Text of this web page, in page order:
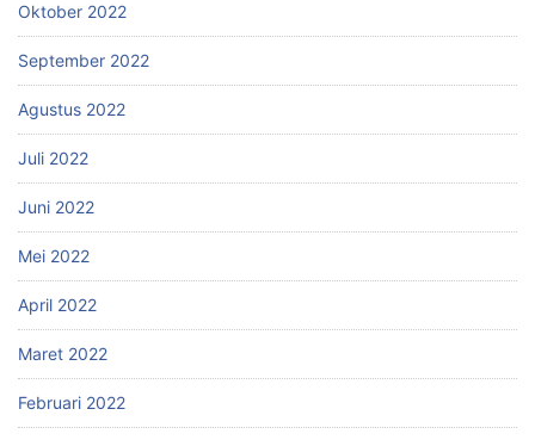
Oktober 2022
September 2022
Agustus 2022
Juli 2022
Juni 2022
Mei 2022
April 2022
Maret 2022
Februari 2022